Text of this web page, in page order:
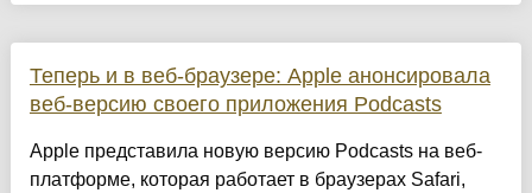
Теперь и в веб-браузере: Apple анонсировала
веб-версию своего приложения Podcasts
Apple представила новую версию Podcasts на веб-
платформе, которая работает в браузерах Safari,